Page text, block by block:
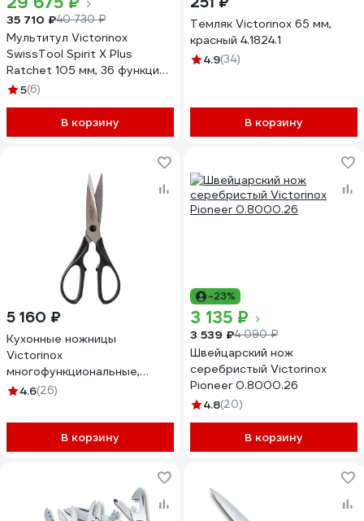
35 710 ₽40 730 ₽
Мультитул Victorinox
SwissTool Spirit X Plus
Ratchet 105 мм, 36 функций,
в кожаном чехле 3.0236.L
5(6)
В корзину
Темляк Victorinox 65 мм,
красный 4.1824.1
4.9(34)
В корзину
5 160 ₽
Кухонные ножницы
Victorinox
многофункциональные,
черные, 7.6363.3
4.6(26)
В корзину
-23%
3 135 ₽
3 539 ₽4 090 ₽
Швейцарский нож
серебристый Victorinox
Pioneer 0.8000.26
4.8(20)
В корзину